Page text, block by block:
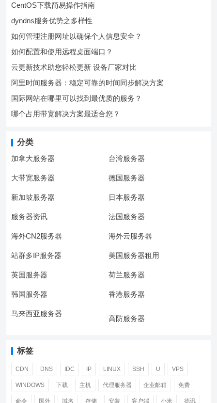
CentOS下载简易操作指南
dyndns服务优势之多样性
如何管理注册网址以确保个人信息安全？
如何配置和使用远程桌面端口？
云更新技术助您轻松更新 设备厂家对比
阿里时间服务器：稳定可靠的时间同步解决方案
国际网站在哪里可以找到最优质的服务？
哪个占用带宽解决方案最适合您？
分类
加拿大服务器 台湾服务器
大带宽服务器 德国服务器
新加坡服务器 日本服务器
服务器资讯 法国服务器
海外CN2服务器 海外云服务器
站群多IP服务器 美国服务器租用
英国服务器 荷兰服务器
韩国服务器 香港服务器
马来西亚服务器
高防服务器
标签
CDN DNS IDC IP LINUX SSH U VPS
WINDOWS 下载 主机 代理服务器 企业邮箱 免费
命令 国外 域名 存储 安装 客户端 小米 德讯